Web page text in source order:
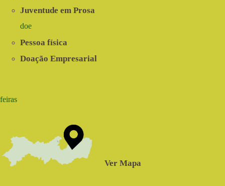
Juventude em Prosa
doe
Pessoa física
Doação Empresarial
feiras
Ver Mapa